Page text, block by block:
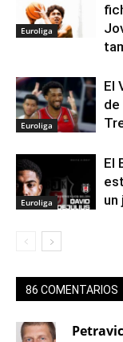
Euroliga
Euroliga
El
de
Euroliga
El
un
86 COMENTARIOS